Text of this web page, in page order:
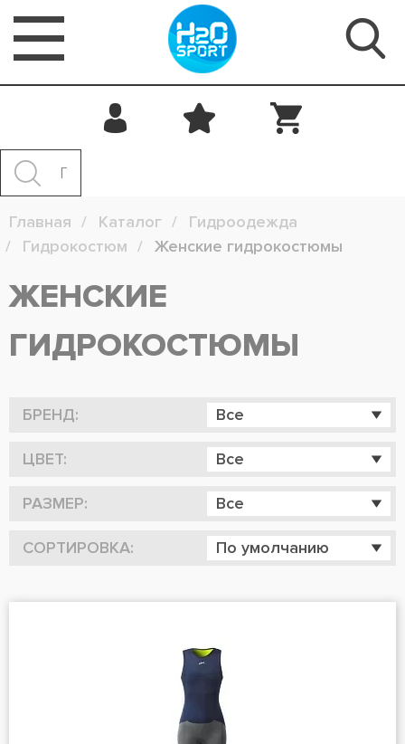
Главная Каталог
Гидроодежда
Гидрокостюм
Женские гидрокостюмы
ЖЕНСКИЕ
ГИДРОКОСТЮМЫ
БРЕНД: Все
ЦВЕТ: Все
РАЗМЕР: Все
СОРТИРОВКА: По умолчанию